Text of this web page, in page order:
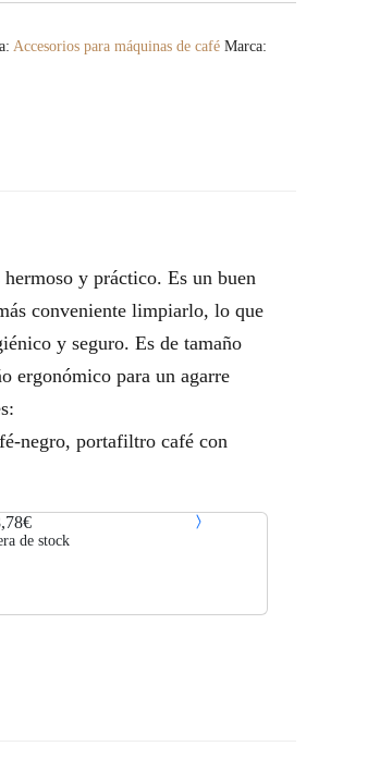
Accesorios para máquinas de café Marca:
y práctico. Es un buen
conveniente limpiarlo, lo que
y seguro. Es de tamaño
ergonómico para un agarre
negro, portafiltro café con
de stock